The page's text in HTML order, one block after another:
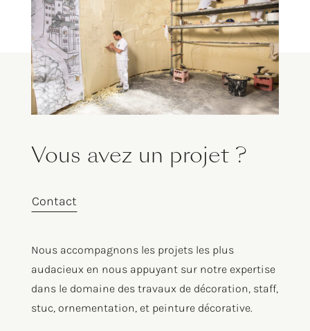
Vous avez un projet ?
Contact
Nous accompagnons les projets les plus
audacieux en nous appuyant sur notre expertise
dans le domaine des travaux de décoration, staff,
stuc, ornementation, et peinture décorative.